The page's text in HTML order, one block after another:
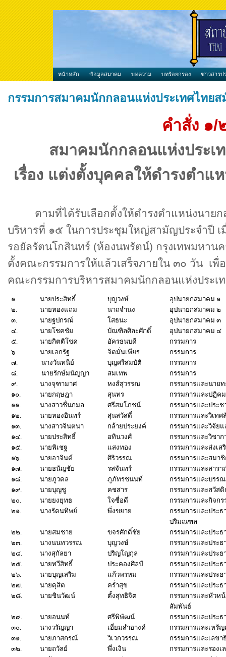
หน้าหลัก ข้อมูลสมาคม บทความ บทร้อยกรอง ข่าวสารป
กรรมการสมาคมนักกลอนแห่งประเทศไทย
คำสั่ง ๑
สมาคมนักกลอนแห่งประเ
เรื่อง แต่งตั้งบุคคลให้ดำรงตำแ
ตามที่ได้รับเลือกตั้งให้ดำรงตำแหน่งนายก
บริหารที่ ๑๕ ในการประชุมใหญ่สามัญประจำปี
รอยัลรัตนโกสินทร์ (ห้องนพรัตน์) กรุงเทพมหาน
ตั้งคณะกรรมการให้แล้วเสร็จภายใน ๓๐ วัน เพื่
คณะกรรมการบริหารสมาคมนักกลอนแห่งประเ
๑. นายประสิทธิ์ บุญวงษ์
อุปนายกสมาคม ๑
๒. นายทองแถม นาถจำนง
อุปนายกสมาคม ๒
๓. นายฐปกรณ์ โสธนะ
อุปนายกสมาคม ๓
๔. นายโชคชัย บัณฑิลศิละศักดิ์
อุปนายกสมาคม ๔
๕. นายกิตติโชค อัครธนบดี
กรรมการ
๖.
นายเอกรัฐ จิตมั่นเพียร
กรรมการ
๗.
นางวันทนีย์ บุญศรีสมบัติ
กรรมการ
๘.
นายรักษ์มนัญญา สมเทพ
กรรมการ
๙.
นางจุฑามาศ หงส์สุวรรณ
กรรมการและนายท
๑๐.
นายกฤษฎา สุนทร
กรรมการและปฏิคม
๑๑.
นางสาวชื่นกมล ศรีสมโภชน์
กรรมการและประ
๑๒.
นายทองอินทร์ สุ่นสวัสดิ์
กรรมการและวิเท
๑๓.
นางสาวจินตนา กล้ายประยงค์
กรรมการและวิจัย
๑๔.
นายประสิทธิ์ อทินวงศ์
กรรมการและวิชาก
๑๕.
นายพิเชฐ แสงทอง
กรรมการและส่งเส
๑๖.
นายอาจินต์ ศิริวรรณ
กรรมการและสมา
๑๗.
นายธนัญชัย รสจันทร์
กรรมการและสาร
๑๘.
นายภูวดล ภูภัทรชนนท์
กรรมการและบรร
๑๙.
นายบุญชู คชสาร
กรรมการและสวัสดิ
๒๐.
นายยงยุทธ ใจซื่อดี
กรรมการและกิจก
๒๑.
นางรัตนทิพย์ พึ่งขยาย
กรรมการและประ
ปริมณฑล
๒๒.
นายสมชาย ขจรศักดิ์ชัย
กรรมการและประ
๒๓.
นางนนทวรรณ บุญวงษ์
กรรมการและประ
๒๔.
นางสุกัลยา ปริญโญกุล
กรรมการและประ
๒๕.
นายทวีสิทธิ์ ประคองศิลป์
กรรมการและประ
๒๖.
นายบุญเสริม แก้วพรหม
กรรมการและประ
๒๗.
นายดุสิต คร่ำสุข
กรรมการและประ
๒๘.
นายชินวัฒน์ ตั้งสุทธิจิต
กรรมการและหัวห
สัมพันธ์
๒๙.
นายอนนท์ ศรีพิพัฒน์
กรรมการและประ
๓๐.
นางวรัญญา เอี่ยมสำอางค์
กรรมการและเหรั
๓๑.
นายภาสกรณ์ วิเวกวรรณ
กรรมการและเลขา
๓๒.
นายถวัลย์
พึ่งเงิน
กรรมการและรองเ